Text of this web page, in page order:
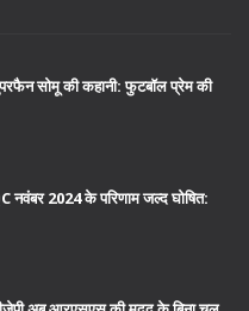
सोमू की कहानी: फुटबॉल प्रेम की
2024 के परिणाम जल्द घोषित: